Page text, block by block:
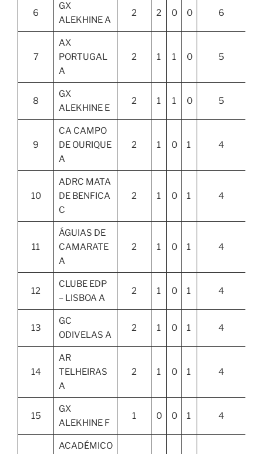
6
GX
ALEKHINE A
2 2 0 0 6
7
AX
PORTUGAL
A
2 1 1 0 5
8
GX
ALEKHINE E
2 1 1 0 5
9
CA CAMPO
DE OURIQUE
A
2 1 0 1 4
10
ADRC MATA
DE BENFICA
C
2 1 0 1 4
11
ÁGUIAS DE
CAMARATE
A
2 1 0 1 4
12
CLUBE EDP
– LISBOA A
2 1 0 1 4
13
GC
ODIVELAS A
2 1 0 1 4
14
AR
TELHEIRAS
A
2 1 0 1 4
15
GX
ALEKHINE F
1 0 0 1 4
ACADÉMICO